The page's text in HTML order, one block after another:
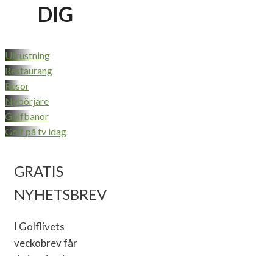
DIG
Utrustning
Restaurang
Resor
Nybörjare
Golfbanor
Golf på tv idag
GRATIS
NYHETSBREV
I Golflivets
veckobrev får